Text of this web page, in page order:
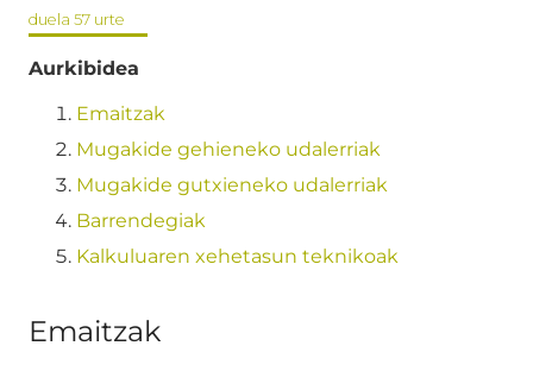
duela 57 urte
Aurkibidea
Emaitzak
Mugakide gehieneko udalerriak
Mugakide gutxieneko udalerriak
Barrendegiak
Kalkuluaren xehetasun teknikoak
Emaitzak